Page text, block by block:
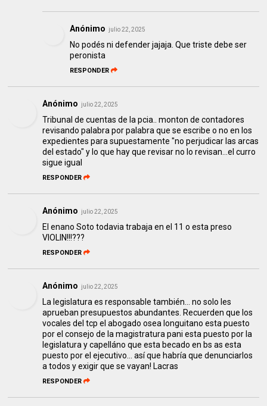
Anónimo julio 22, 2025
No podés ni defender jajaja. Que triste debe ser
peronista
RESPONDER
Anónimo julio 22, 2025
Tribunal de cuentas de la pcia.. monton de contadores
revisando palabra por palabra que se escribe o no en los
expedientes para supuestamente "no perjudicar las arcas
del estado" y lo que hay que revisar no lo revisan...el curro
sigue igual
RESPONDER
Anónimo julio 22, 2025
El enano Soto todavia trabaja en el 11 o esta preso
VIOLIN!!!???
RESPONDER
Anónimo julio 22, 2025
La legislatura es responsable también... no solo les
aprueban presupuestos abundantes. Recuerden que los
vocales del tcp el abogado osea longuitano esta puesto
por el consejo de la magistratura pani esta puesto por la
legislatura y capelláno que esta becado en bs as esta
puesto por el ejecutivo... así que habría que denunciarlos
a todos y exigir que se vayan! Lacras
RESPONDER